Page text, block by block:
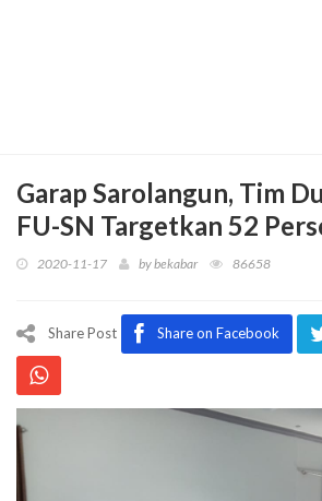
Garap Sarolangun, Tim
FU-SN Targetkan 52
2020-11-17 bybekabar 86658
Share Post Share on Facebook